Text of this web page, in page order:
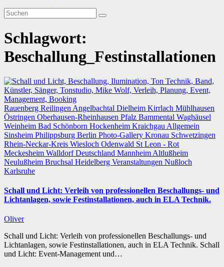
Schlagwort:
Beschallung_Festinstallationen
Rauenberg Reilingen Angelbachtal Dielheim Kirrlach Mühlhausen
Östringen Oberhausen-Rheinhausen Pfalz Bammental Waghäusel
Weinheim Bad Schönborn Hockenheim Kraichgau Allgemein
Sinsheim Philippsburg Berlin Photo-Gallery Kronau Schwetzingen
Rhein-Neckar-Kreis Wiesloch Odenwald St Leon - Rot
Meckesheim WalldorfDeutschland Mannheim Altlußheim
Neulußheim Bruchsal Heidelberg Veranstaltungen Nußloch
Karlsruhe
Schall und Licht: Verleih von professionellen Beschallungs- und
Lichtanlagen, sowie Festinstallationen, auch in ELA Technik.
Oliver
Schall und Licht: Verleih von professionellen Beschallungs- und
Lichtanlagen, sowie Festinstallationen, auch in ELA Technik. Schall
und Licht: Event-Management und…